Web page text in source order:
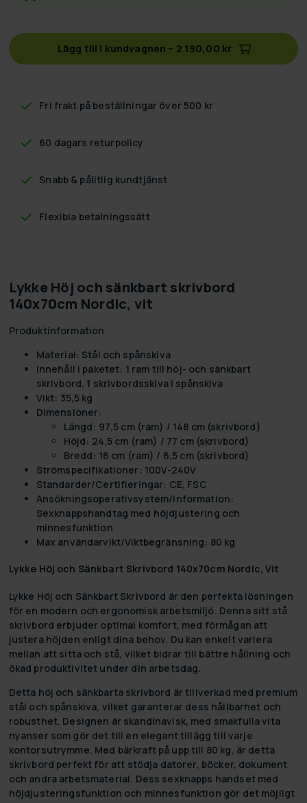
Lägg till i kundvagnen – 2 190,00 kr
Fri frakt på beställningar över 500 kr
60 dagars returpolicy
Snabb & pålitlig kundtjänst
Flexibla betalningssätt
Lykke Höj och sänkbart skrivbord
140x70cm Nordic, vit
Produktinformation
Material: Stål och spånskiva
Innehåll i paketet: 1 ram till höj- och sänkbart
skrivbord, 1 skrivbordsskiva i spånskiva
Vikt: 35,5 kg
Dimensioner:
Längd: 97,5 cm (ram) / 148 cm (skrivbord)
Höjd: 24,5 cm (ram) / 77 cm (skrivbord)
Bredd: 16 cm (ram) / 6,5 cm (skrivbord)
Strömspecifikationer: 100V-240V
Standarder/Certifieringar: CE, FSC
Ansökningsoperativsystem/Information:
Sexknappshandtag med höjdjustering och
minnesfunktion
Max användarvikt/Viktbegränsning: 80 kg
Lykke Höj och Sänkbart Skrivbord 140x70cm Nordic, Vit
Lykke Höj och Sänkbart Skrivbord är den perfekta lösningen
för en modern och ergonomisk arbetsmiljö. Denna sitt stå
skrivbord erbjuder optimal komfort, med förmågan att
justera höjden enligt dina behov. Du kan enkelt variera
mellan att sitta och stå, vilket bidrar till bättre hållning och
ökad produktivitet under din arbetsdag.
Detta höj och sänkbarta skrivbord är tillverkad med premium
stål och spånskiva, vilket garanterar dess hållbarhet och
robusthet. Designen är skandinavisk, med smakfulla vita
nyanser som gör det till en elegant tillägg till varje
kontorsutrymme. Med bärkraft på upp till 80 kg, är detta
skrivbord perfekt för att stödja datorer, böcker, dokument
och andra arbetsmaterial. Dess sexknapps handset med
höjdjusteringsfunktion och minnesfunktion gör det möjligt